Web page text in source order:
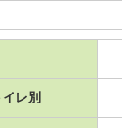
レ別